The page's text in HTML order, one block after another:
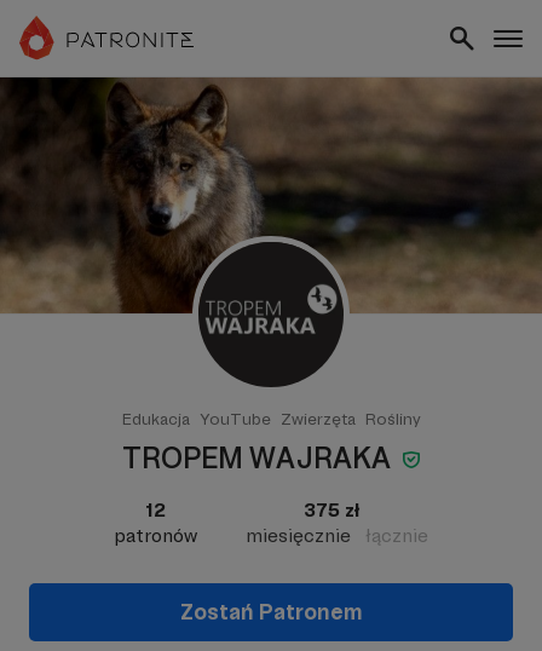
Edukacja YouTube Zwierzęta Rośliny
TROPEM WAJRAKA
12
patronów
375 zł
miesięcznie
łącznie
Zostań Patronem